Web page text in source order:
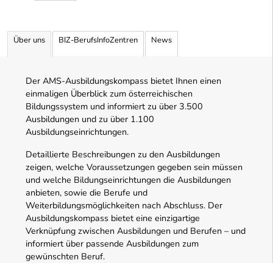
Über uns BIZ-BerufsInfoZentren News
Der AMS-Ausbildungskompass bietet Ihnen einen
einmaligen Überblick zum österreichischen
Bildungssystem und informiert zu über 3.500
Ausbildungen und zu über 1.100
Ausbildungseinrichtungen.
Detaillierte Beschreibungen zu den Ausbildungen
zeigen, welche Voraussetzungen gegeben sein müssen
und welche Bildungseinrichtungen die Ausbildungen
anbieten, sowie die Berufe und
Weiterbildungsmöglichkeiten nach Abschluss. Der
Ausbildungskompass bietet eine einzigartige
Verknüpfung zwischen Ausbildungen und Berufen – und
informiert über passende Ausbildungen zum
gewünschten Beruf.